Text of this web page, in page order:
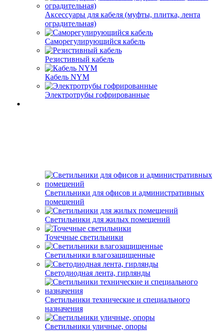
Аксессуары для кабеля (муфты, плитка, лента
оградительная)
Саморегулирующийся кабель
Резистивный кабель
Кабель NYM
Электротрубы гофрированные
Светильники для офисов и административных
помещений
Светильники для жилых помещений
Точечные светильники
Светильники влагозащищенные
Светодиодная лента, гирлянды
Светильники технические и специального
назначения
Светильники уличные, опоры